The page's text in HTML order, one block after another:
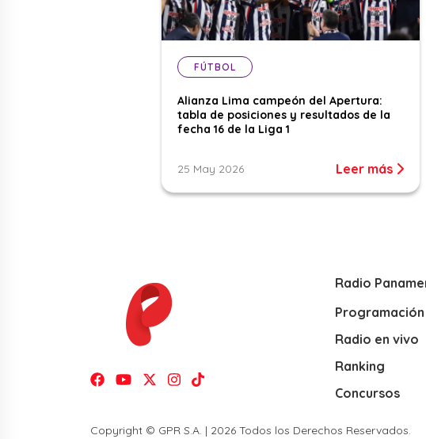
FÚTBOL
Alianza Lima campeón del Apertura:
tabla de posiciones y resultados de la
fecha 16 de la Liga 1
25 May 2026 Leer más
Radio
Programación
Radio en vivo
Ranking
Concursos
Copyright © GPR S.A. | 2026 Todos los Derechos Reservados.